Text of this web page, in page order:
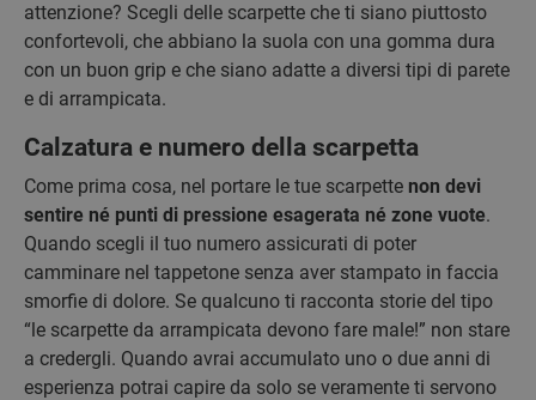
attenzione? Scegli delle scarpette che ti siano piuttosto
confortevoli, che abbiano la suola con una gomma dura
con un buon grip e che siano adatte a diversi tipi di parete
e di arrampicata.
Calzatura e numero della scarpetta
Come prima cosa, nel portare le tue scarpette non devi
sentire né punti di pressione esagerata né zone vuote.
Quando scegli il tuo numero assicurati di poter
camminare nel tappetone senza aver stampato in faccia
smorfie di dolore. Se qualcuno ti racconta storie del tipo
“le scarpette da arrampicata devono fare male!” non stare
a credergli. Quando avrai accumulato uno o due anni di
esperienza potrai capire da solo se veramente ti servono